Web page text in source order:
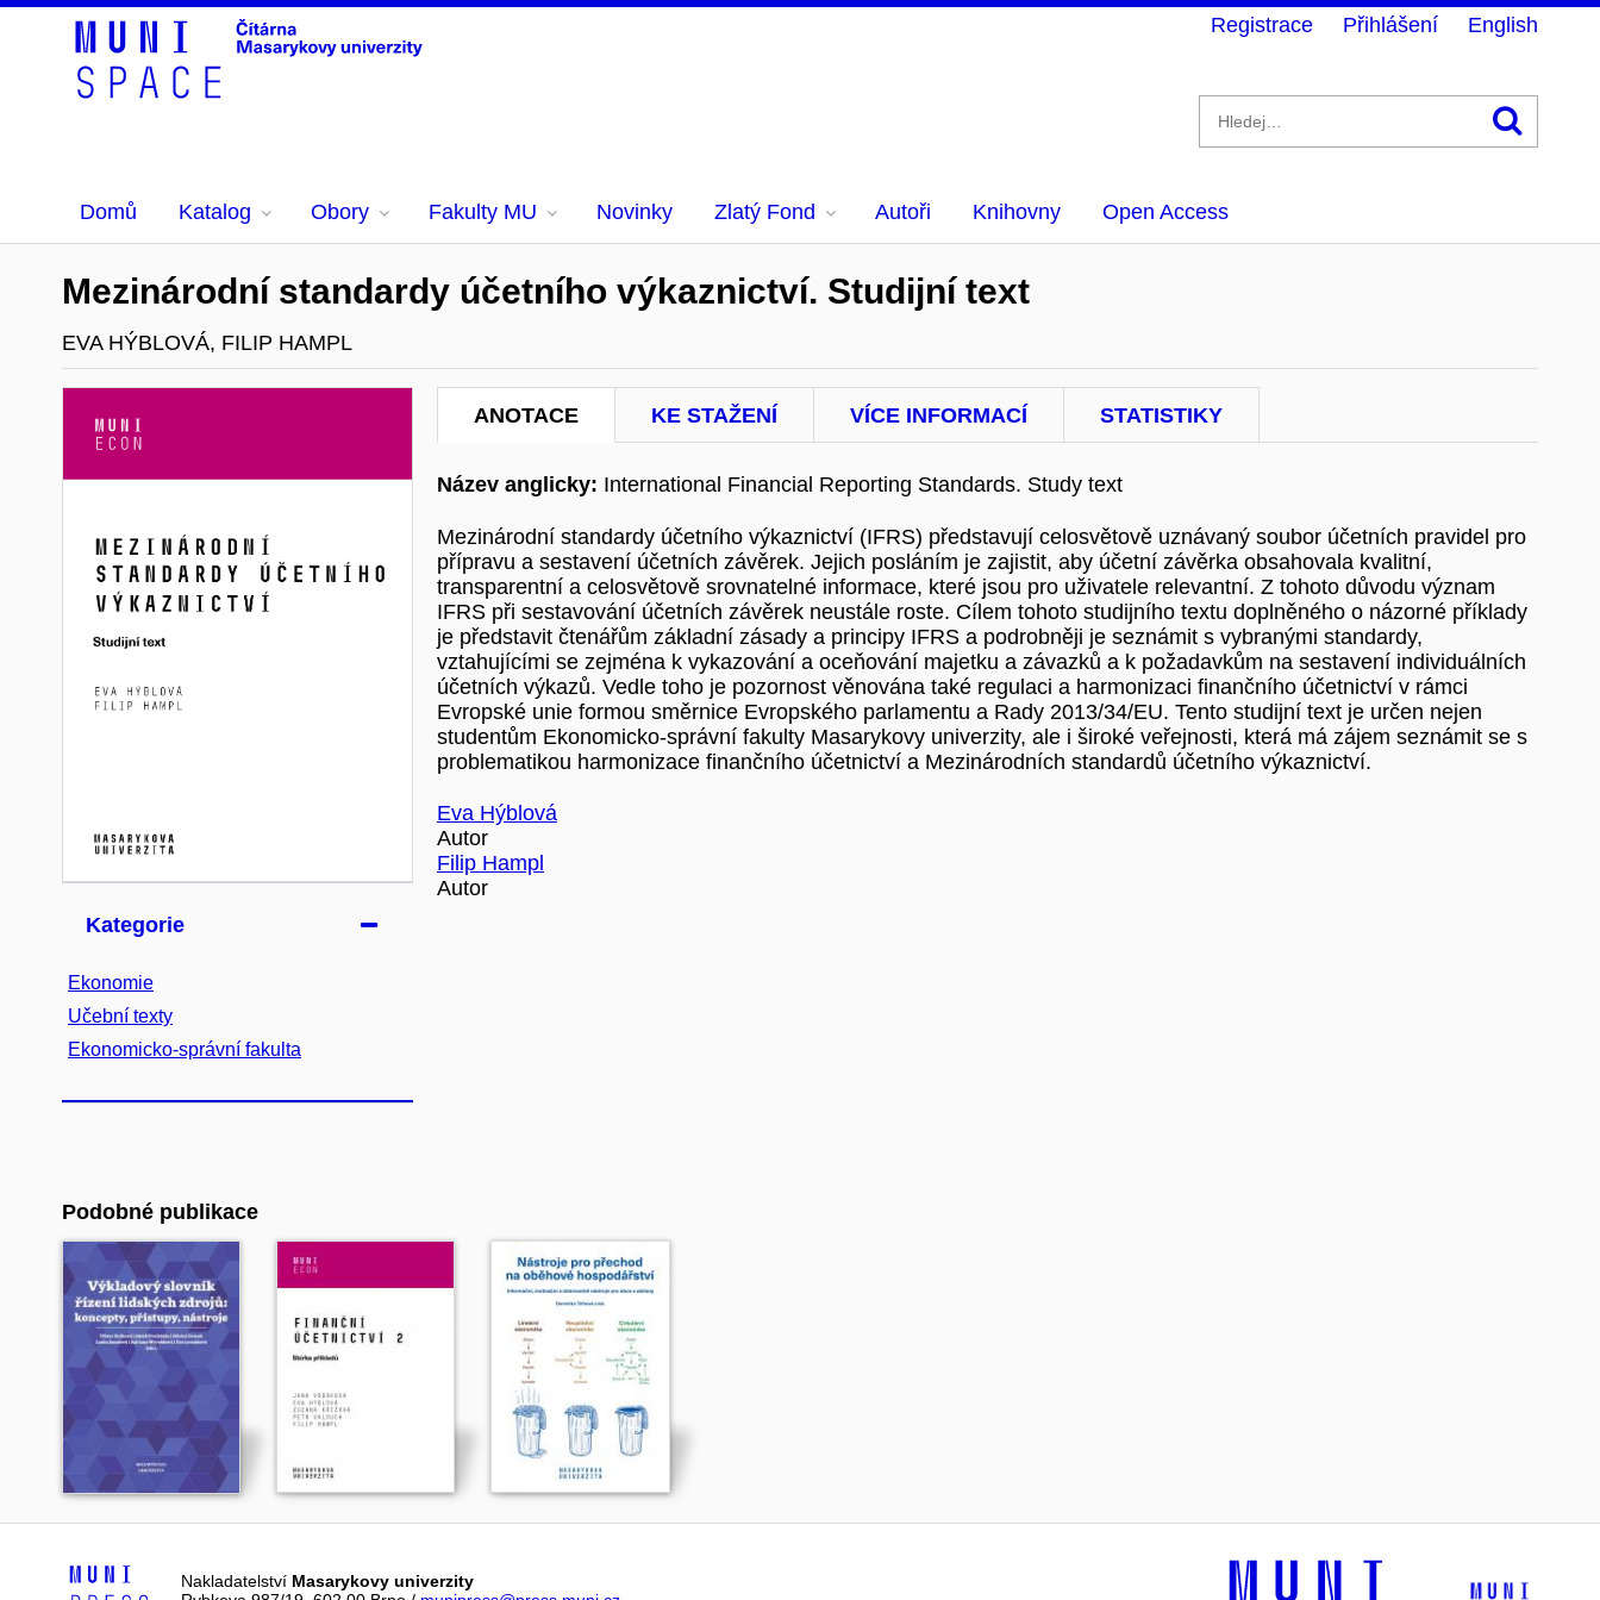
Domů Katalog Obory Fakulty MU Novinky Zlatý Fond Autoři Knihovny Open Access
Registrace Přihlášení English
Mezinárodní standardy účetního výkaznictví. Studijní text
EVA HÝBLOVÁ, FILIP HAMPL
Kategorie
Ekonomie
Učební texty
Ekonomicko-správní fakulta
ANOTACE KE STAŽENÍ VÍCE INFORMACÍ STATISTIKY
Název anglicky: International Financial Reporting Standards. Study text
Mezinárodní standardy účetního výkaznictví (IFRS) představují celosvětově uznávaný soubor účetních pravidel pro
přípravu a sestavení účetních závěrek. Jejich posláním je zajistit, aby účetní závěrka obsahovala kvalitní,
transparentní a celosvětově srovnatelné informace, které jsou pro uživatele relevantní. Z tohoto důvodu význam
IFRS při sestavování účetních závěrek neustále roste. Cílem tohoto studijního textu doplněného o názorné příklady
je představit čtenářům základní zásady a principy IFRS a podrobněji je seznámit s vybranými standardy,
vztahujícími se zejména k vykazování a oceňování majetku a závazků a k požadavkům na sestavení individuálních
účetních výkazů. Vedle toho je pozornost věnována také regulaci a harmonizaci finančního účetnictví v rámci
Evropské unie formou směrnice Evropského parlamentu a Rady 2013/34/EU. Tento studijní text je určen nejen
studentům Ekonomicko-správní fakulty Masarykovy univerzity, ale i široké veřejnosti, která má zájem seznámit se s
problematikou harmonizace finančního účetnictví a Mezinárodních standardů účetního výkaznictví.
Eva Hýblová
Autor
Filip Hampl
Autor
Podobné publikace
Nakladatelství Masarykovy univerzity